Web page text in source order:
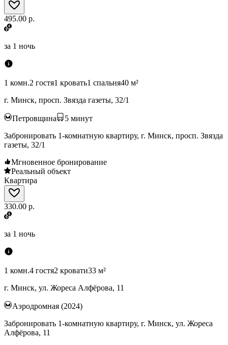
495.00 р.
за 1 ночь
1 комн.2 гостя1 кровать1 спальня40 м²
г. Минск, просп. Звязда газеты, 32/1
Петровщина 5 минут
Забронировать 1-комнатную квартиру, г. Минск, просп. Звязда
газеты, 32/1
Мгновенное бронирование
Реальный объект
Квартира
330.00 р.
за 1 ночь
1 комн.4 гостя2 кровати33 м²
г. Минск, ул. Жореса Алфёрова, 11
Аэродромная (2024)
Забронировать 1-комнатную квартиру, г. Минск, ул. Жореса
Алфёрова, 11